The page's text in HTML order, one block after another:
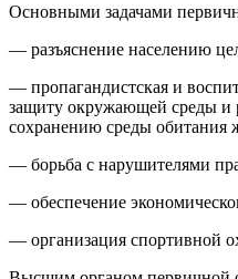
Основными задачами
— разъяснение населению
— пропагандистская и
защиту окружающей среды и
сохранению среды обитания
— борьба с нарушителями
— обеспечение
— организация спортивной